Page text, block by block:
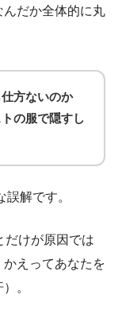
だか全体的に丸
方ないのか
の服で隠すし
解です。
だけが原因では
えってあなたを
。